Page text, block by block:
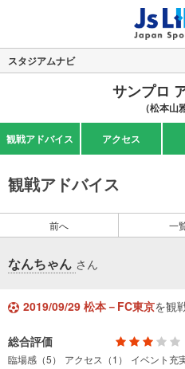
スタジアムナビ
サンプロ
（松本山
観戦アドバイス アクセス
観戦アドバイス
前へ 一
なんちゃん さん
2019/09/29 松本－FC東京を観
総合評価
臨場感（5） アクセス（1） イベント充